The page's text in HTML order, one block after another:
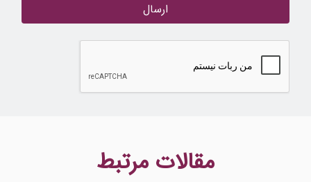
ارسال
مقالات مرتبط